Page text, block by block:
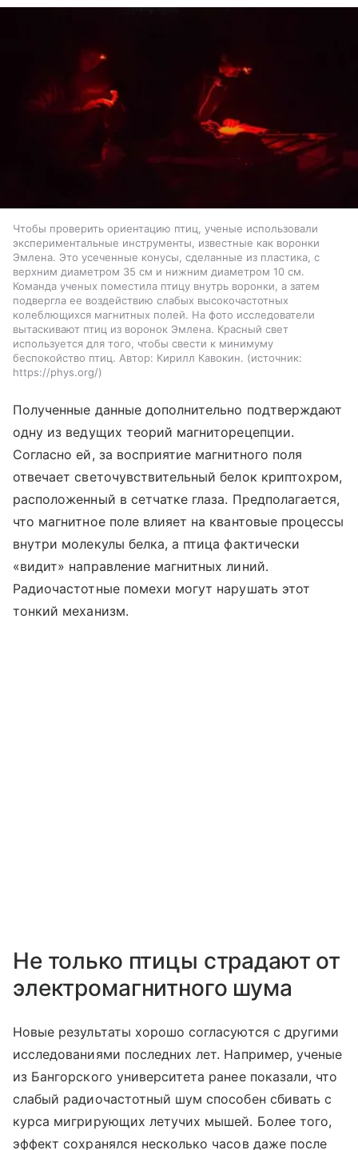
Чтобы проверить ориентацию птиц, ученые использовали
экспериментальные инструменты, известные как воронки
Эмлена. Это усеченные конусы, сделанные из пластика, с
верхним диаметром 35 см и нижним диаметром 10 см.
Команда ученых поместила птицу внутрь воронки, а затем
подвергла ее воздействию слабых высокочастотных
колеблющихся магнитных полей. На фото исследователи
вытаскивают птиц из воронок Эмлена. Красный свет
используется для того, чтобы свести к минимуму
беспокойство птиц. Автор: Кирилл Кавокин.
источник:
https://phys.org/
Полученные данные дополнительно подтверждают
одну из ведущих теорий магниторецепции.
Согласно ей, за восприятие магнитного поля
отвечает светочувствительный белок криптохром,
расположенный в сетчатке глаза. Предполагается,
что магнитное поле влияет на квантовые процессы
внутри молекулы белка, а птица фактически
«видит» направление магнитных линий.
Радиочастотные помехи могут нарушать этот
тонкий механизм.
Не только птицы страдают от
электромагнитного шума
Новые результаты хорошо согласуются с другими
исследованиями последних лет. Например, ученые
из Бангорского университета ранее показали, что
слабый радиочастотный шум способен сбивать с
курса мигрирующих летучих мышей. Более того,
эффект сохранялся несколько часов даже после